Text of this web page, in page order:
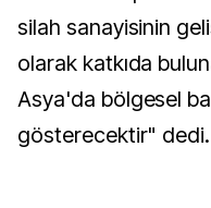
silah sanayisinin
olarak katkıda
Asya'da bölgesel
gösterecektir" dedi.